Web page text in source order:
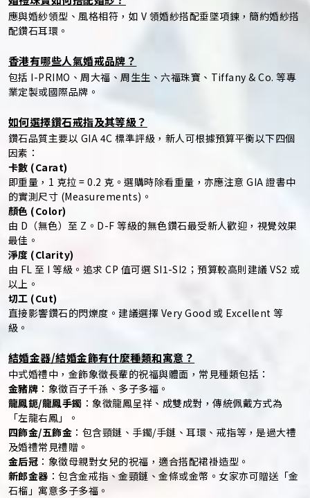
應與婚紗領型、風格相符，如 V 領婚紗搭配垂墜項鍊，簡約婚紗搭
配鑽石耳環。
香港有哪些人氣婚戒品牌？
包括 I-PRIMO、周大福、周生生、六福珠寶、Tiffany & Co. 等專
業定製或國際品牌。
如何選擇鑽石戒指及其等級？
鑽石品質主要以 GIA 4C 標準評級，新人可根據預算平衡以下四個
因素：
卡數 (Carat)
即重量，1 克拉 = 0.2 克。選購時除看重量，亦應注意 GIA 證書中
的實測尺寸 (Measurements)。
顏色 (Color)
由 D（無色）至 Z。D-F 等級的無色鑽石最受新人歡迎，視覺效果
最佳。
淨度 (Clarity)
由 FL 至 I 等級。追求 CP 值可選 SI1-SI2；預算較高則建議 VS2 或
以上。
切工 (Cut)
直接影響鑽石的閃爍度。建議選擇 Very Good 或 Excellent 等
級。
結婚金器/結婚金飾有什麼種類和寓意？
中式婚禮中，金飾象徵長輩的祝福與體面，常見種類包括：
金豬牌 ：象徵百子千孫、多子多福。
龍鳳鈪/龍鳳手鐲 ：象徵龍鳳呈祥、成雙成對，傳統佩戴方式為
「左龍右鳳」。
四飾金/五飾金 ：包含頸鏈、手鐲/手鏈、耳環、戒指等，是過大禮
及婚禮常見禮贈。
金后冠 ：象徵母親對女兒的祝福，適合搭配裙褂造型。
新郎金器 ：包含金戒指、金頸鏈、金條或金幣。女家亦可贈送「金
石榴」寓意多子多福。